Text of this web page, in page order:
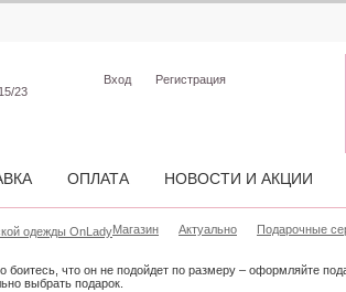
боитесь, что он не подойдет по размеру – оформляйте
выбрать подарок.
Магазин Актуально Подарочные
23
Вход Регистрация
ОПЛАТА НОВОСТИ И АКЦИИ